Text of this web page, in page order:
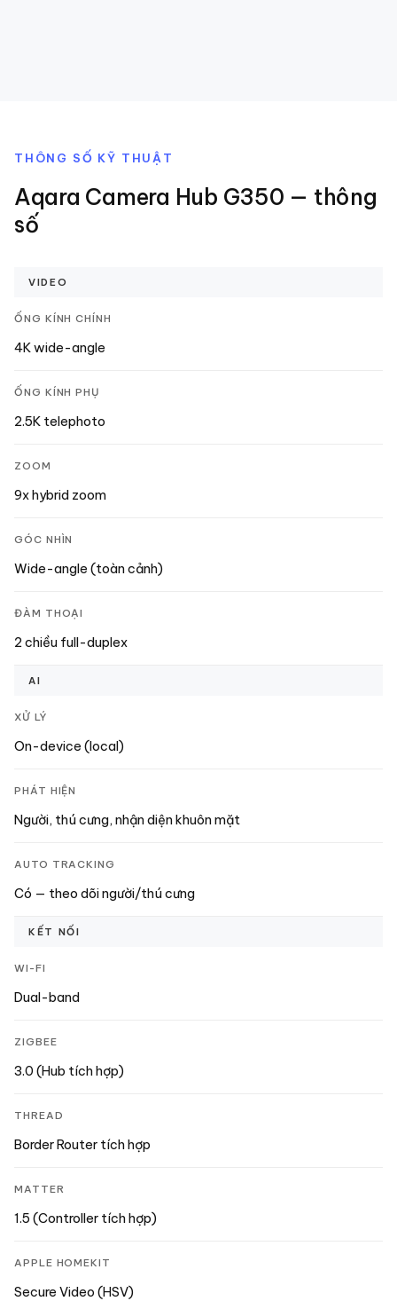
THÔNG SỐ KỸ THUẬT
Aqara Camera Hub G350 — thông
số
VIDEO
ỐNG KÍNH CHÍNH
4K wide-angle
ỐNG KÍNH PHỤ
2.5K telephoto
ZOOM
9x hybrid zoom
GÓC NHÌN
Wide-angle (toàn cảnh)
ĐÀM THOẠI
2 chiều full-duplex
AI
XỬ LÝ
On-device (local)
PHÁT HIỆN
Người, thú cưng, nhận diện khuôn mặt
AUTO TRACKING
Có — theo dõi người/thú cưng
KẾT NỐI
WI-FI
Dual-band
ZIGBEE
3.0 (Hub tích hợp)
THREAD
Border Router tích hợp
MATTER
1.5 (Controller tích hợp)
APPLE HOMEKIT
Secure Video (HSV)